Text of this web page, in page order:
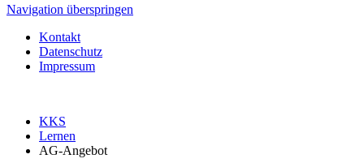
Navigation überspringen
Kontakt
Datenschutz
Impressum
KKS
Lernen
AG-Angebot